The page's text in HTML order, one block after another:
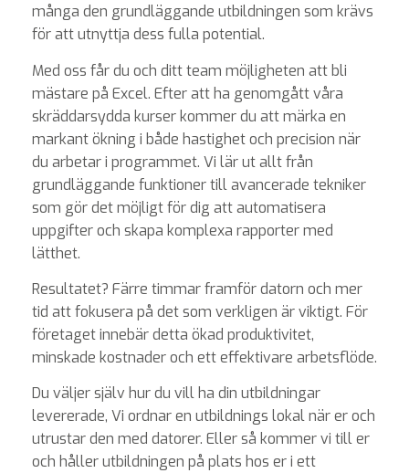
många den grundläggande utbildningen som krävs
för att utnyttja dess fulla potential.
Med oss får du och ditt team möjligheten att bli
mästare på Excel. Efter att ha genomgått våra
skräddarsydda kurser kommer du att märka en
markant ökning i både hastighet och precision när
du arbetar i programmet. Vi lär ut allt från
grundläggande funktioner till avancerade tekniker
som gör det möjligt för dig att automatisera
uppgifter och skapa komplexa rapporter med
lätthet.
Resultatet? Färre timmar framför datorn och mer
tid att fokusera på det som verkligen är viktigt. För
företaget innebär detta ökad produktivitet,
minskade kostnader och ett effektivare arbetsflöde.
Du väljer själv hur du vill ha din utbildningar
levererade, Vi ordnar en utbildnings lokal när er och
utrustar den med datorer. Eller så kommer vi till er
och håller utbildningen på plats hos er i ett